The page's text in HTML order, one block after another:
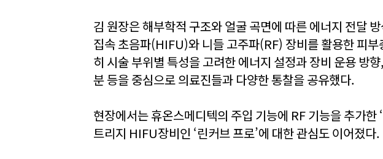
김 원장은 해부학적 구조와 얼굴 곡면에 따른 에너지 전달
집속 초음파(HIFU)와 니들 고주파(RF) 장비를 활용한 피
히 시술 부위별 특성을 고려한 에너지 설정과 장비 운용 방
분 등을 중심으로 의료진들과 다양한 통찰을 공유했다.
현장에서는 휴온스메디텍의 주입 기능에 RF 기능을 추가한
트리지 HIFU장비인 ‘린커브 프로’에 대한 관심도 이어졌다.